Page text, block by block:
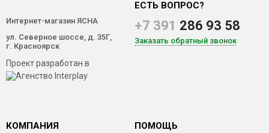
Интернет-магазин ЯСНА
ул. Северное шоссе, д. 35Г,
г. Красноярск
Проект разработан в
ЕСТЬ ВОПРОС?
+7 391 286 93 58
Заказать обратный звонок
КОМПАНИЯ ПОМОЩЬ